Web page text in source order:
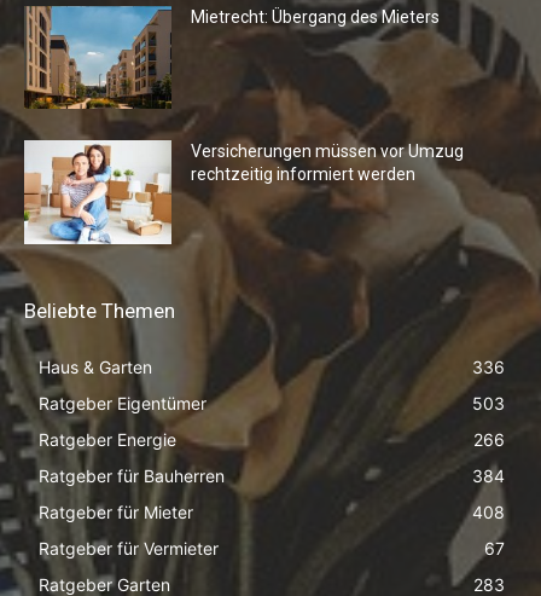
Mietrecht: Übergang des Mieters
Versicherungen müssen vor Umzug
rechtzeitig informiert werden
Beliebte Themen
Haus & Garten
336
Ratgeber Eigentümer
503
Ratgeber Energie
266
Ratgeber für Bauherren
384
Ratgeber für Mieter
408
Ratgeber für Vermieter
67
Ratgeber Garten
283